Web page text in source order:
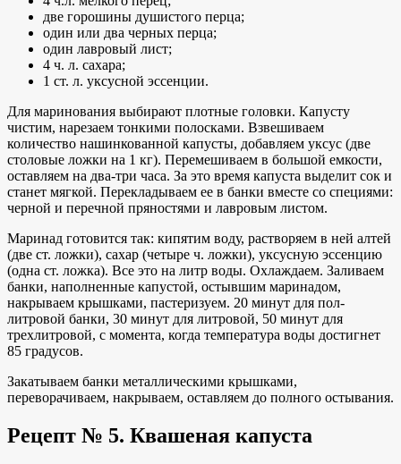
две горошины душистого перца;
один или два черных перца;
один лавровый лист;
4 ч. л. сахара;
1 ст. л. уксусной эссенции.
Для маринования выбирают плотные головки. Капусту
чистим, нарезаем тонкими полосками. Взвешиваем
количество нашинкованной капусты, добавляем уксус (две
столовые ложки на 1 кг). Перемешиваем в большой емкости,
оставляем на два-три часа. За это время капуста выделит сок и
станет мягкой. Перекладываем ее в банки вместе со специями:
черной и перечной пряностями и лавровым листом.
Маринад готовится так: кипятим воду, растворяем в ней алтей
(две ст. ложки), сахар (четыре ч. ложки), уксусную эссенцию
(одна ст. ложка). Все это на литр воды. Охлаждаем. Заливаем
банки, наполненные капустой, остывшим маринадом,
накрываем крышками, пастеризуем. 20 минут для пол-
литровой банки, 30 минут для литровой, 50 минут для
трехлитровой, с момента, когда температура воды достигнет
85 градусов.
Закатываем банки металлическими крышками,
переворачиваем, накрываем, оставляем до полного остывания.
Рецепт № 5. Квашеная капуста